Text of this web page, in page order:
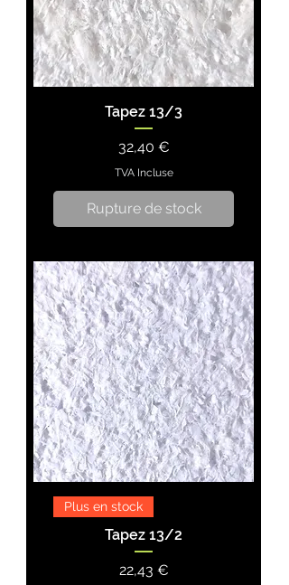
Tapez 13/3
Prix
32,40 €
TVA Incluse
Rupture de stock
Plus en stock
Tapez 13/2
Prix
22,43 €